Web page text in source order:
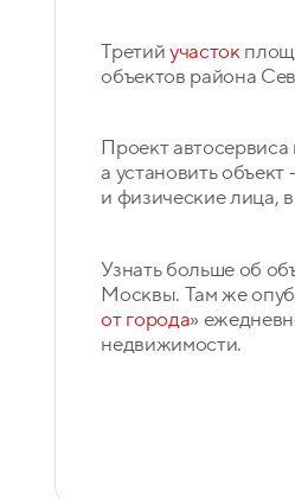
Третийучасток
объектов района
Проект
а установить
и физические лица,
Узнать больше об
Москвы. Там же
от города»
недвижимости.